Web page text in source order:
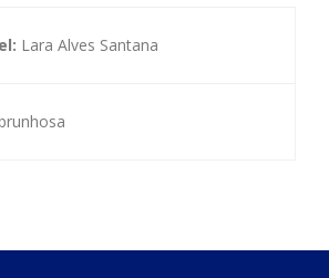
Lara Alves Santana